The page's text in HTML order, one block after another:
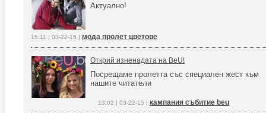
Актуално!
15:11 | 03-22-15 | мода пролет цветове
Открий изненадата на BeU!
Посрещаме пролетта със специален жест към
нашите читатели
13:02 | 03-22-15 | кампания събитие beu